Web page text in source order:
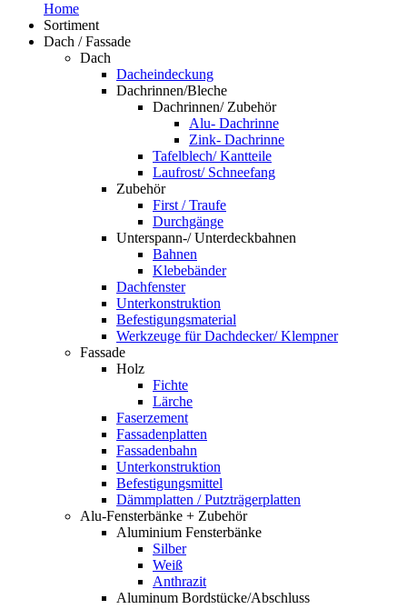
Home
Sortiment
Dach / Fassade
Dach
Dacheindeckung
Dachrinnen/Bleche
Dachrinnen/ Zubehör
Alu- Dachrinne
Zink- Dachrinne
Tafelblech/ Kantteile
Laufrost/ Schneefang
Zubehör
First / Traufe
Durchgänge
Unterspann-/ Unterdeckbahnen
Bahnen
Klebebänder
Dachfenster
Unterkonstruktion
Befestigungsmaterial
Werkzeuge für Dachdecker/ Klempner
Fassade
Holz
Fichte
Lärche
Faserzement
Fassadenplatten
Fassadenbahn
Unterkonstruktion
Befestigungsmittel
Dämmplatten / Putzträgerplatten
Alu-Fensterbänke + Zubehör
Aluminium Fensterbänke
Silber
Weiß
Anthrazit
Aluminum Bordstücke/Abschluss